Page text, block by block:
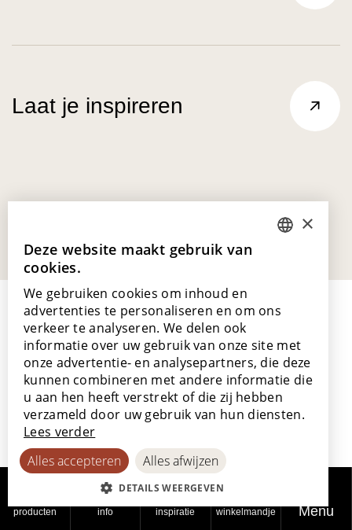
producten info inspiratie winkelmandje Menu
Laat je inspireren
Lamett Europe NV
Ter Donkt 2
8540 Deerlijk
België
_lamett
Werken bij Lamett
GERMAN
SPANISH
×
Deze website maakt gebruik van
cookies.
We gebruiken cookies om inhoud en
advertenties te personaliseren en om ons
verkeer te analyseren. We delen ook
informatie over uw gebruik van onze site met
onze advertentie- en analysepartners, die deze
kunnen combineren met andere informatie die
u aan hen heeft verstrekt of die zij hebben
verzameld door uw gebruik van hun diensten.
Lees verder
Alles accepteren
Alles afwijzen
DETAILS WEERGEVEN